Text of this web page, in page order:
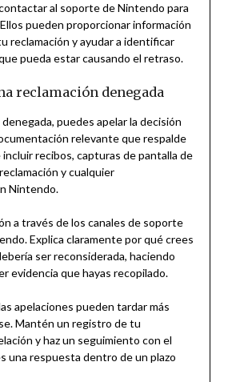
al soporte de Nintendo para
pueden proporcionar información
reclamación y ayudar a identificar
pueda estar causando el retraso.
reclamación denegada
puedes apelar la decisión
relevante que respalde
recibos, capturas de pantalla de
y cualquier
Nintendo.
a través de los canales de soporte
Explica claramente por qué crees
ser reconsiderada, haciendo
evidencia que hayas recopilado.
apelaciones pueden tardar más
Mantén un registro de tu
y haz un seguimiento con el
una respuesta dentro de un plazo